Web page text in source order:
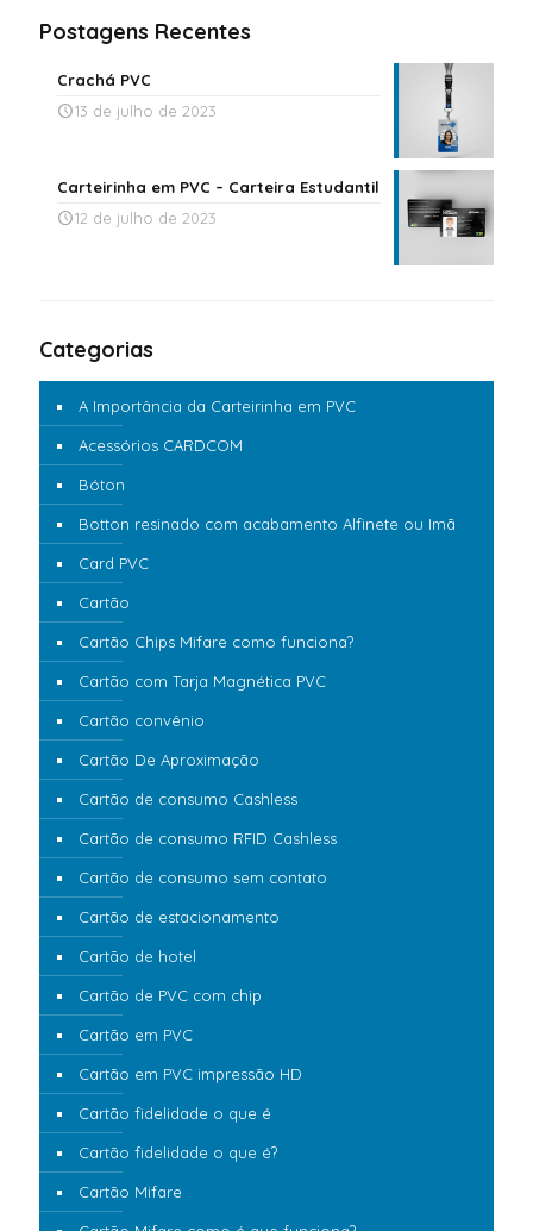
Postagens Recentes
Crachá PVC
13 de julho de 2023
Carteirinha em PVC – Carteira Estudantil
12 de julho de 2023
Categorias
A Importância da Carteirinha em PVC
Acessórios CARDCOM
Bóton
Botton resinado com acabamento Alfinete ou Imã
Card PVC
Cartão
Cartão Chips Mifare como funciona?
Cartão com Tarja Magnética PVC
Cartão convênio
Cartão De Aproximação
Cartão de consumo Cashless
Cartão de consumo RFID Cashless
Cartão de consumo sem contato
Cartão de estacionamento
Cartão de hotel
Cartão de PVC com chip
Cartão em PVC
Cartão em PVC impressão HD
Cartão fidelidade o que é
Cartão fidelidade o que é?
Cartão Mifare